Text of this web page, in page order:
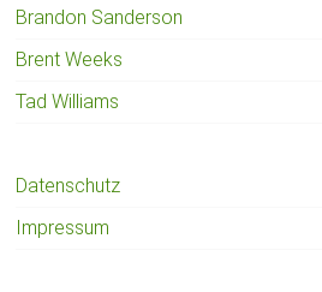
Brandon Sanderson
Brent Weeks
Tad Williams
Datenschutz
Impressum